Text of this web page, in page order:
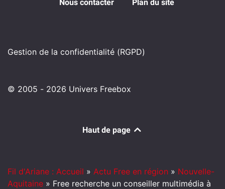
Nous contacter Plan du site
Gestion de la confidentialité (RGPD)
© 2005 - 2026 Univers Freebox
Haut de page
Fil d'Ariane : Accueil » Actu Free en région » Nouvelle-
Aquitaine » Free recherche un conseiller multimédia à